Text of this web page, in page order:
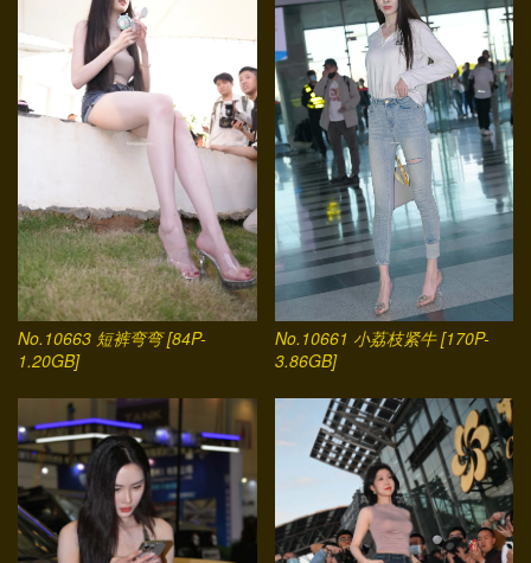
No.10663 短裤弯弯 [84P-
1.20GB]
No.10661 小荔枝紧牛 [170P-
3.86GB]